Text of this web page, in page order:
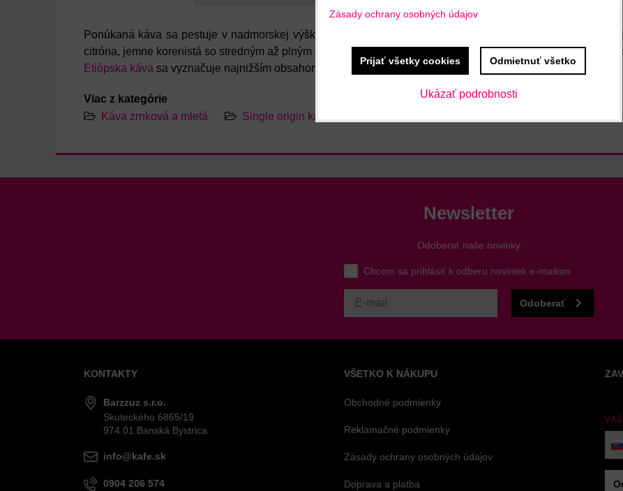
Ponúkaná káva sa pestuje v nadmorskej výške 1700 – 2000 m n. m. Jedna z najjemnejších káv sveta,
citróna, jemne korenistá so stredným až plným telom a kvetinovým záverom.
Káva pražená v stupnicity
Etiópska káva sa vyznačuje najnižším obsahom kofeínu.
Viac z kategórie
Káva zrnková a mletá
Single origin káva
Newsletter
Odoberať naše novinky
Chcem sa prihlásiť k odberu noviniek e-mailom
Odoberať
KONTAKTY
Barzzuz s.r.o.
Skuteckého 6865/19
974 01 Banská Bystrica
info@kafe.sk
0904 206 574
VŠETKO K NÁKUPU
Obchodné podmienky
Reklamačné podmienky
Zásady ochrany osobných údajov
Doprava a platba
VÁŠ
Zásady ochrany osobných údajov
Ukázať podrobnosti
Prijať všetky cookies Odmietnuť všetko